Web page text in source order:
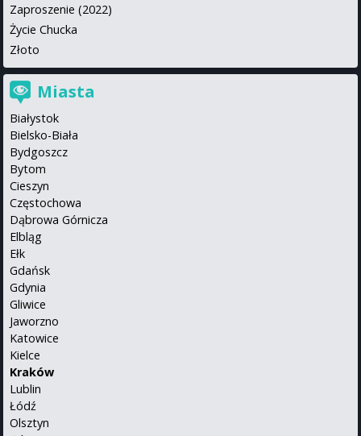
Zaproszenie (2022)
Życie Chucka
Złoto
Miasta
Białystok
Bielsko-Biała
Bydgoszcz
Bytom
Cieszyn
Częstochowa
Dąbrowa Górnicza
Elbląg
Ełk
Gdańsk
Gdynia
Gliwice
Jaworzno
Katowice
Kielce
Kraków
Lublin
Łódź
Olsztyn